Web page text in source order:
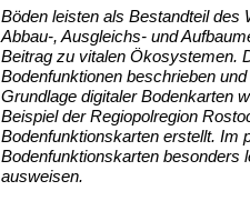
Böden leisten als Bestandteil
Abbau-, Ausgleichs- und
Beitrag zu vitalen Ökosystemen.
Bodenfunktionen beschrieben
Grundlage digitaler Bodenkarten
Beispiel der Regiopolregion
Bodenfunktionskarten erstellt. Im
Bodenfunktionskarten besonders
ausweisen.